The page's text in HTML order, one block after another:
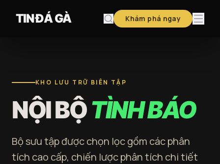
TIN ĐÁ GÀ Khám phá ngay
KHO LƯU TRỮ BIÊN TẬP
NỘI BỘTÌNH BÁO
Bộ sưu tập được chọn lọc gồm các phân
tích cao cấp, chiến lược phân tích chi tiết